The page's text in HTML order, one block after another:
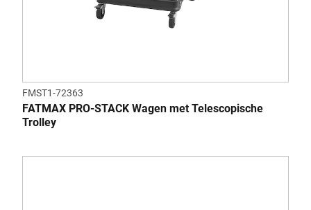
FMST1-72363
FATMAX PRO-STACK Wagen met Telescopische
Trolley